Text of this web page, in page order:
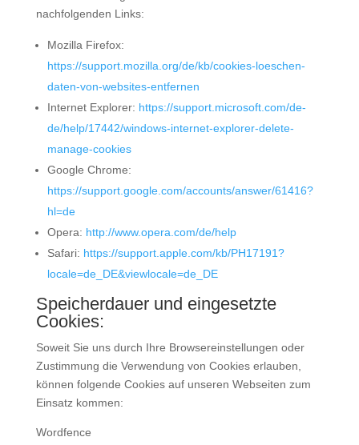
nachfolgenden Links:
Mozilla Firefox:
https://support.mozilla.org/de/kb/cookies-loeschen-
daten-von-websites-entfernen
Internet Explorer: https://support.microsoft.com/de-
de/help/17442/windows-internet-explorer-delete-
manage-cookies
Google Chrome:
https://support.google.com/accounts/answer/61416?
hl=de
Opera: http://www.opera.com/de/help
Safari: https://support.apple.com/kb/PH17191?
locale=de_DE&viewlocale=de_DE
Speicherdauer und eingesetzte
Cookies:
Soweit Sie uns durch Ihre Browsereinstellungen oder
Zustimmung die Verwendung von Cookies erlauben,
können folgende Cookies auf unseren Webseiten zum
Einsatz kommen:
Wordfence